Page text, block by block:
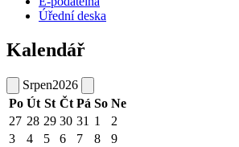
Úřední deska
Kalendář
Srpen2026
Po Út St Čt Pá So Ne
27 28 29 30 31 1
2
3
4 5 6 7 8
9